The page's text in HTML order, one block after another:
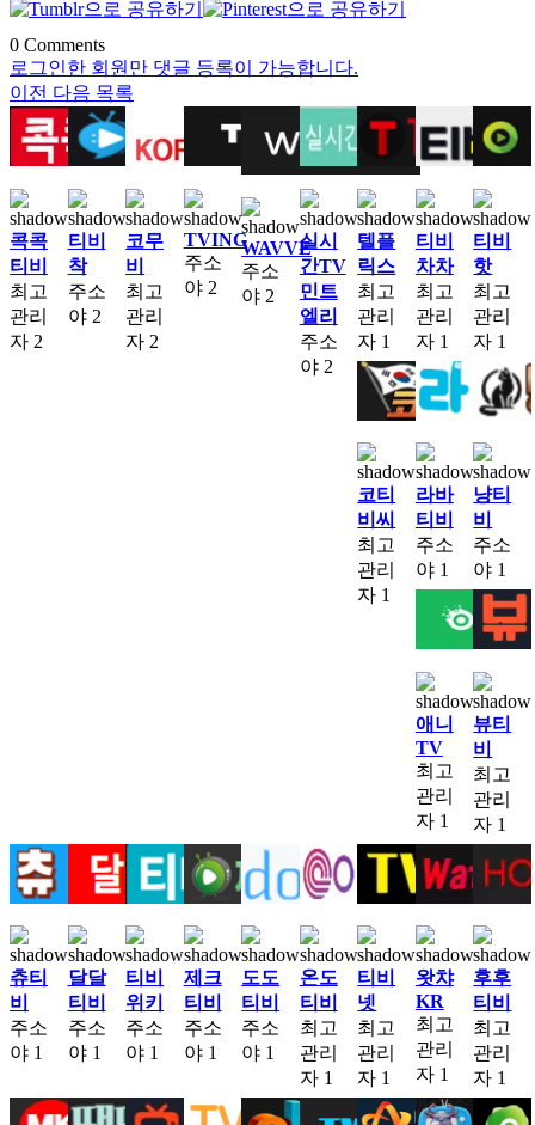
0 Comments
로그인한 회원만 댓글 등록이 가능합니다.
이전 다음 목록
콕콕
티비
최고
관리
자 2
티비
착
주소
야 2
코무
비
최고
관리
자 2
TVING
주소
야 2
WAVVE
주소
야 2
실시
간TV
민트
엘리
주소
야 2
텔플
릭스
최고
관리
자 1
티비
차차
최고
관리
자 1
티비
핫
최고
관리
자 1
코티
비씨
최고
관리
자 1
라바
티비
주소
야 1
냥티
비
주소
야 1
애니
TV
최고
관리
자 1
뷰티
비
최고
관리
자 1
츄티
비
주소
야 1
달달
티비
주소
야 1
티비
위키
주소
야 1
제크
티비
주소
야 1
도도
티비
주소
야 1
온도
티비
최고
관리
자 1
티비
넷
최고
관리
자 1
왓챠
KR
최고
관리
자 1
후후
티비
최고
관리
자 1